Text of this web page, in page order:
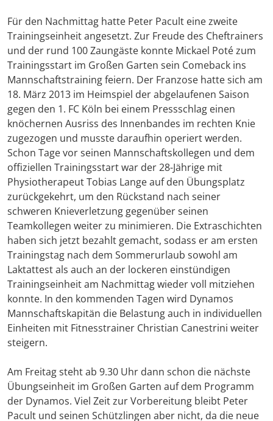
Für den Nachmittag hatte Peter Pacult eine zweite
Trainingseinheit angesetzt. Zur Freude des Cheftrainers
und der rund 100 Zaungäste konnte Mickael Poté zum
Trainingsstart im Großen Garten sein Comeback ins
Mannschaftstraining feiern. Der Franzose hatte sich am
18. März 2013 im Heimspiel der abgelaufenen Saison
gegen den 1. FC Köln bei einem Pressschlag einen
knöchernen Ausriss des Innenbandes im rechten Knie
zugezogen und musste daraufhin operiert werden.
Schon Tage vor seinen Mannschaftskollegen und dem
offiziellen Trainingsstart war der 28-Jährige mit
Physiotherapeut Tobias Lange auf den Übungsplatz
zurückgekehrt, um den Rückstand nach seiner
schweren Knieverletzung gegenüber seinen
Teamkollegen weiter zu minimieren. Die Extraschichten
haben sich jetzt bezahlt gemacht, sodass er am ersten
Trainingstag nach dem Sommerurlaub sowohl am
Laktattest als auch an der lockeren einstündigen
Trainingseinheit am Nachmittag wieder voll mitziehen
konnte. In den kommenden Tagen wird Dynamos
Mannschaftskapitän die Belastung auch in individuellen
Einheiten mit Fitnesstrainer Christian Canestrini weiter
steigern.
Am Freitag steht ab 9.30 Uhr dann schon die nächste
Übungseinheit im Großen Garten auf dem Programm
der Dynamos. Viel Zeit zur Vorbereitung bleibt Peter
Pacult und seinen Schützlingen aber nicht, da die neue